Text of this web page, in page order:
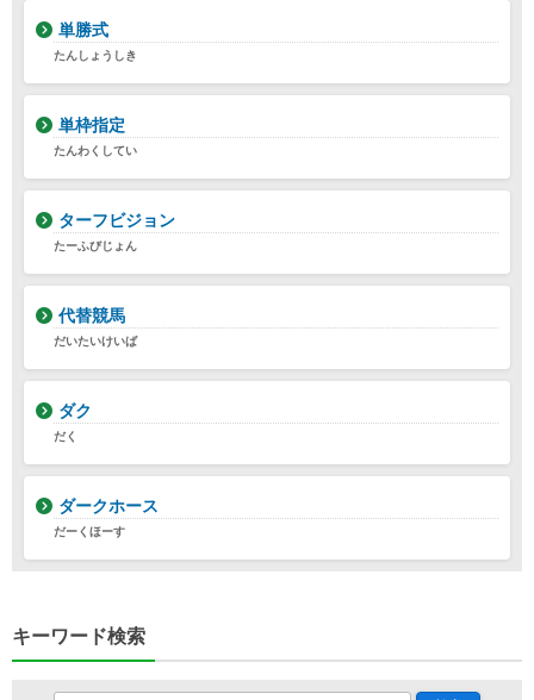
単勝式
たんしょうしき
単枠指定
たんわくしてい
ターフビジョン
たーふびじょん
代替競馬
だいたいけいば
ダク
だく
ダークホース
だーくほーす
キーワード検索